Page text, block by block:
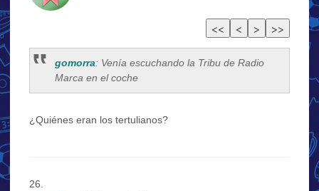
gomorra: Venía escuchando la Tribu de Radio
Marca en el coche
¿Quiénes eran los tertulianos?